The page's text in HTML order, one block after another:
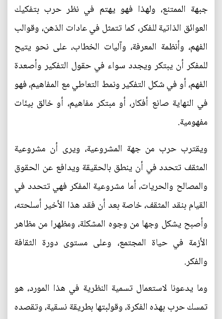
جبهة الممتنع، ولهذا فهو يهتم في نظر حرب بتفكيك
العوائق الذاتية للفكر، كما تتمثل في عادات الذهن، وقوالب
الفهم، وأنظمة المعرفة، وآليات الخطاب، على نحو يتيح
للمفكر أن يبتكر ويجدد سواء في حقول التفكير وأصعدة
الفهم، أو في شكل التفكير ونمط التعاطي مع المفاهيم، فهو
في النهاية صانع أفكار، أو مبتكر مفاهيم، أو خالق بيئات
مفهومية.
ويقترب حرب من جهة المشروعية، ويرى أن مشروعية
المثقف تتحدد في أن ينطق بالحقيقة ويدافع عن الحقوق
والمصالح والحريات، أما مشروعية المفكر فهي تتحدد في
القيام بنقد المثقف، خاصة بعد أن فقد هذا الأخير أسلحته،
وأصبح يشكل وجها من وجوه المشكلة، ومظهرا من مظاهر
الأزمة في حياة المجتمع، وعلى مستوى دورة الثقافة
والفكر.
وما يدعونا لاستعمال تسمية النظرية في هذا المورد، هو
تمسك حرب بهذه الفكرة، وقولبتها بطريقة نسقية، وتقصده